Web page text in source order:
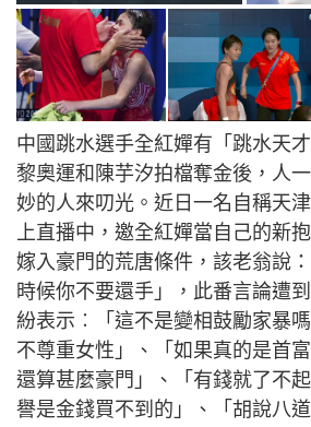
中國跳水選手全紅嬋有「跳水天
黎奧運和陳芋汐拍檔奪金後，人
妙的人來叨光。近日一名自稱天
上直播中，邀全紅嬋當自己的新
嫁入豪門的荒唐條件，該老翁說
時候你不要還手」，此番言論遭
紛表示︰「這不是變相鼓勵家暴
不尊重女性」、「如果真的是首
還算甚麼豪門」、「有錢就了不
譽是金錢買不到的」、「胡說八